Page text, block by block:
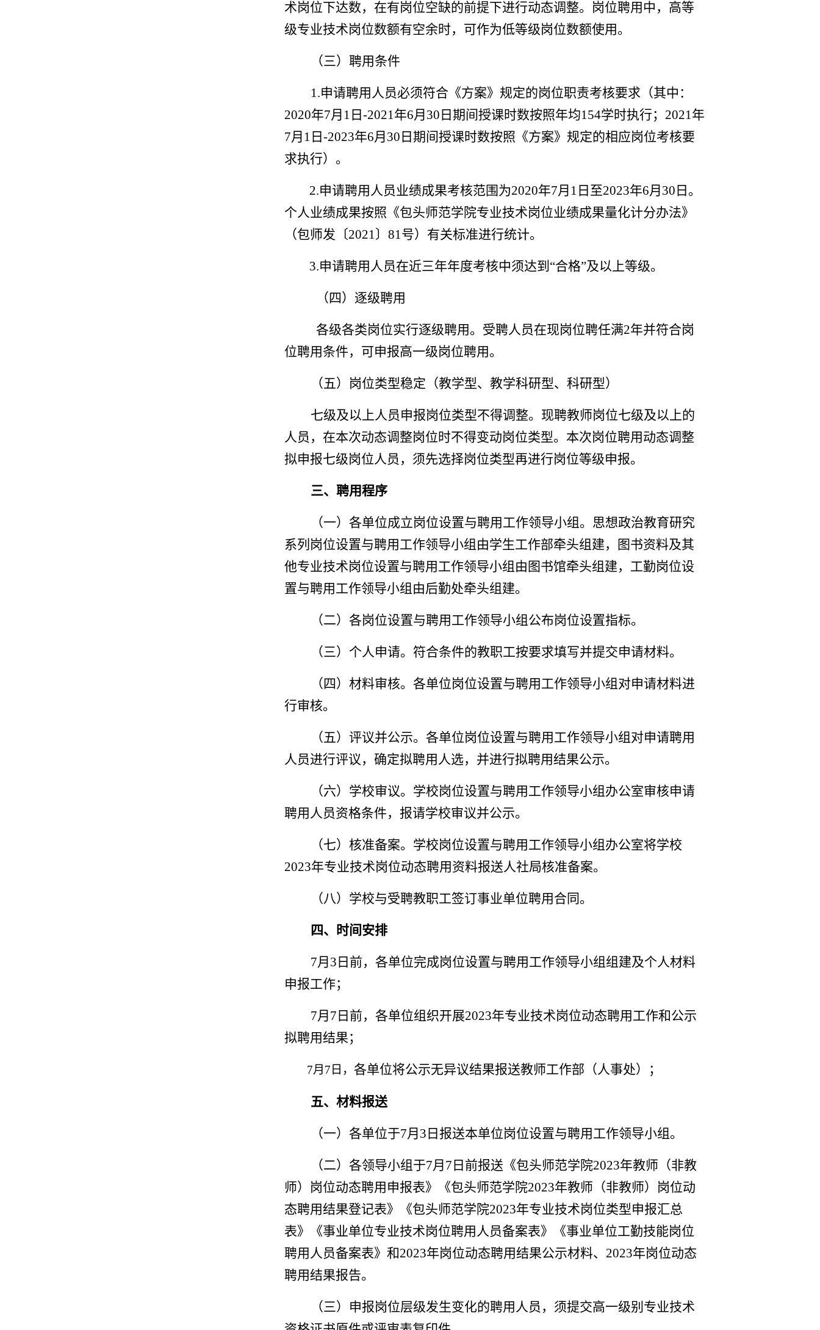
术岗位下达数，在有岗位空缺的前提下进行动态调整。岗位聘用中，高等
级专业技术岗位数额有空余时，可作为低等级岗位数额使用。
（三）聘用条件
1.申请聘用人员必须符合《方案》规定的岗位职责考核要求（其中：
2020年7月1日-2021年6月30 日期间授课时数按照年均154学时执行；2021年
7月1日-2023年6月30 日期间授课时数按照《方案》规定的相应岗位考核要
求执行）。
2.申请聘用人员业绩成果考核范围为2020年7月1日至2023年6月30日。
个人业绩成果按照《包头师范学院专业技术岗位业绩成果量化计分办法》
（包师发〔2021〕 81号）有关标准进行统计。
3.申请聘用人员在近三年年度考核中须达到“合格”及以上等级。
（四）逐级聘用
各级各类岗位实行逐级聘用。受聘人员在现岗位聘任满2年并符合岗
位聘用条件，可申报高一级岗位聘用。
（五）岗位类型稳定 （教学型、教学科研型、科研型）
七级及以上人员 申报岗位类型不得调整。现聘教师岗位七级及以上的
人员，在本次动态调整岗位时不得变动岗位类型。本次岗位聘用动态调整
拟申报七级岗位人员，须先选择岗位类型再进行岗位等级申报。
三、 聘用程序
（一） 各单位成立岗位设置与聘用工作领导小组。思想政治教育研究
系列岗位设置与聘用工作领导小组由学生工作部牵头组建，图书资料及其
他专业技术岗位设置与聘用工作领导小组由图书馆牵头组建，工勤岗位设
置与聘用工作领导小组由后勤处牵头组建。
（二）各岗位设置与聘用工作领导小组公布岗位设置指标。
（三）个人申请。符合条件的教职工按要求填写并提交申请材料。
（四）材料审核。各单位岗位设置与聘用工作领导小组对申请材料进
行审核。
（五）评议并公示。各单位岗位设置与聘用工作领导小组对申请聘用
人员进行评议，确定拟聘用人选，并进行拟聘用结果公示。
（六）学校审议。学校岗位设置与聘用工作领导小组办公室审核申请
聘用人员资格条件，报请学校审议并公示。
（七）核准备案。学校岗位设置与聘用工作领导小组办公室将学校
2023年专业技术岗位动态聘用资料报送人社局核准备案。
（八）学校与受聘教职工签订事业单位聘用合同。
四、 时间安排
7月3 日 前， 各单位完成岗位设置与聘用工作领导小组组建及个人材料
申报工作；
7月 7 日 前， 各单位组织开展2023年专业技术岗位动态聘用 工作和公示
拟聘用结果；
7月 7 日 ， 各单位将公示无异议结果报送教师工作部（人事处） ；
五、材料报送
（一）各单位于7月 3 日 报送本单位岗位设置与聘用工作领导小组。
（二） 各领导小组 于7月 7 日 前报送 《包头师范学院2023年教师（非教
师）岗位动态聘用申报表》《包头师范学院2023年教师（非教师）岗位动
态聘用结果登记表》《包头师范学院2023年专业技术岗位类型申报汇总
表》
《事业单位专业技术岗位聘用人员备案表》《事业单位工勤技能岗位
聘用人员备案表》 和2023年岗位动态聘用结果公示材料、2023年岗位动态
聘用结果报告。
（三）申报岗位层级发生变化的聘用人员， 须提交高一级别专业技术